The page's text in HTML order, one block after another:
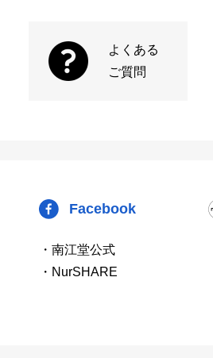
よくある
ご質問
Facebook
・南江堂公式
・NurSHARE